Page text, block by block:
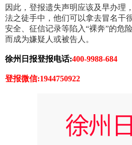
因此，登报遗失声明应该及早办理
法之徒手中，他们可以拿去冒名干
安全、征信记录等陷入“裸奔”的危
而成为嫌疑人或被告人。
徐州日报登报电话:400-9988-684
登报微信:1944750922